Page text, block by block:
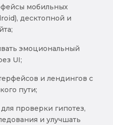
мобильных
десктопной и
эмоциональный
UI;
и лендингов с
пути;
проверки гипотез,
и улучшать